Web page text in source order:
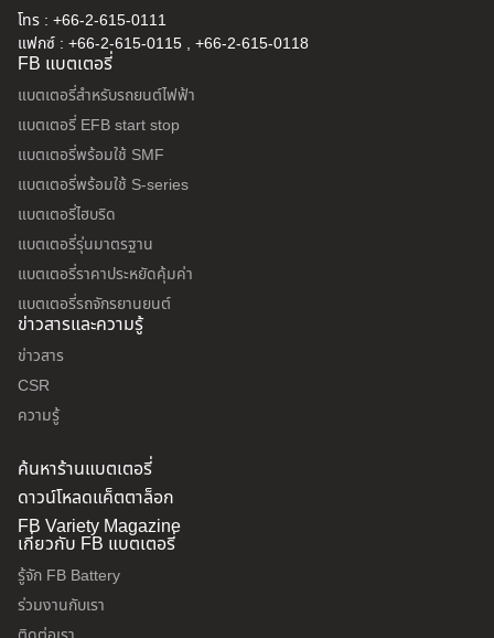
โทร : +66-2-615-0111
แฟกซ์ : +66-2-615-0115 , +66-2-615-0118
FB แบตเตอรี่
แบตเตอรี่สำหรับรถยนต์ไฟฟ้า
แบตเตอรี่ EFB start stop
แบตเตอรี่พร้อมใช้ SMF
แบตเตอรี่พร้อมใช้ S-series
แบตเตอรี่ไฮบริด
แบตเตอรี่รุ่นมาตรฐาน
แบตเตอรี่ราคาประหยัดคุ้มค่า
แบตเตอรี่รถจักรยานยนต์
ข่าวสารและความรู้
ข่าวสาร
CSR
ความรู้
ค้นหาร้านแบตเตอรี่
ดาวน์โหลดแค็ตตาล็อก
FB Variety Magazine
เกี่ยวกับ FB แบตเตอรี่
รู้จัก FB Battery
ร่วมงานกับเรา